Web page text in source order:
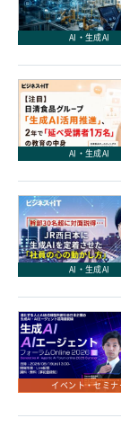
AI・生成AI
AI・生成AI
AI・生成AI
イベント・セミナ